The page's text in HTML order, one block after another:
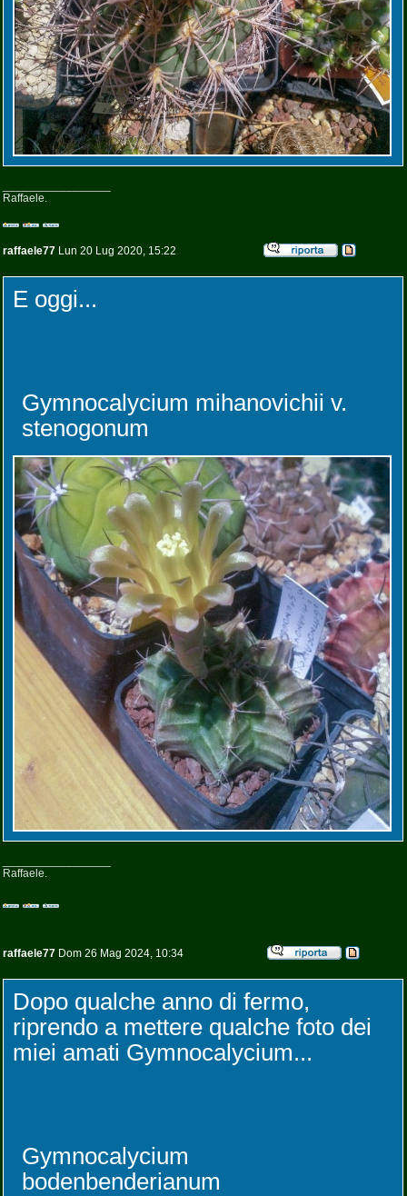
Raffaele.
raffaele77 Lun 20 Lug 2020, 15:22
E oggi...
Gymnocalycium mihanovichii v.
stenogonum
Raffaele.
raffaele77 Dom 26 Mag 2024, 10:34
Dopo qualche anno di fermo,
riprendo a mettere qualche foto dei
miei amati Gymnocalycium...
Gymnocalycium
bodenbenderianum